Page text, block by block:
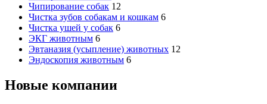
Чипирование собак 12
Чистка зубов собакам и кошкам 6
Чистка ушей у собак 6
ЭКГ животным 6
Эвтаназия (усыпление) животных 12
Эндоскопия животным 6
Новые компании